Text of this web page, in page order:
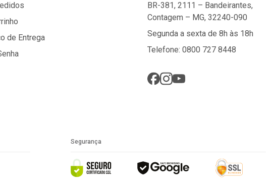
de Entrega
BR-381, 2111 – Bandeirantes,
Contagem – MG, 32240-090
Segunda a sexta de 8h às 18h
Telefone: 0800 727 8448
Segurança